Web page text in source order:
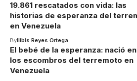
19.861 rescatados con vida: las
historias de esperanza del
en Venezuela
ByIlibis Reyes Ortega
El bebé de la esperanza: nació
los escombros del terremoto en
Venezuela